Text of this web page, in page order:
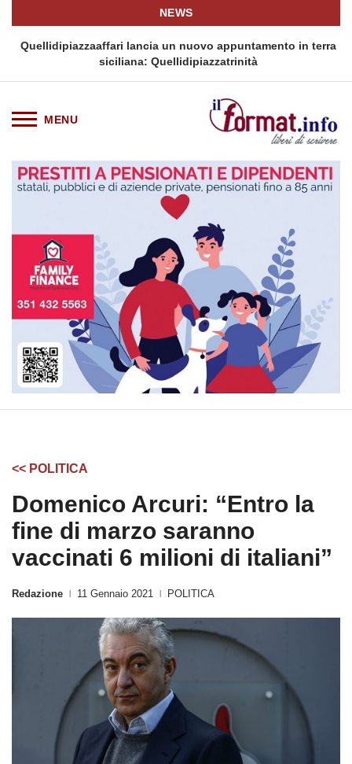
NEWS
Quellidipiazzaaffari lancia un nuovo appuntamento in terra
siciliana: Quellidipiazzatrinità
<< POLITICA
Domenico Arcuri: “Entro la
fine di marzo saranno
vaccinati 6 milioni di italiani”
Redazione 11 Gennaio 2021 POLITICA